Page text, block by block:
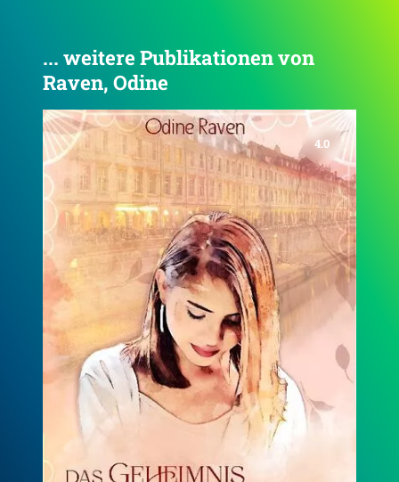
... weitere Publikationen von
Raven, Odine
4.0